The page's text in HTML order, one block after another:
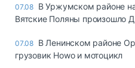
07.08 В Уржумском районе
Вятские Поляны произошло
07.08 В Ленинском районе
грузовик Howo и мотоцикл